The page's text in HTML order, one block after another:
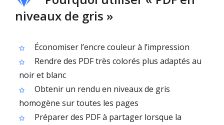
niveaux de gris »
Économiser l’encre couleur à l’impression
Rendre des PDF très colorés plus adaptés au
noir et blanc
Obtenir un rendu en niveaux de gris
homogène sur toutes les pages
Préparer des PDF à partager lorsque la